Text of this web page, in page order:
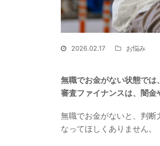
2026.02.17 お悩み
無職でお金がない状態で
審査ファイナンスは、闇金
無職でお金がないと、判断
なってほしくありません。